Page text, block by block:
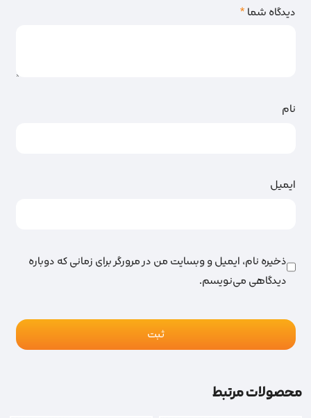
دیدگاه شما*
نام
ایمیل
ذخیره نام، ایمیل و وبسایت من در مرورگر برای زمانی که دوباره
دیدگاهی می‌نویسم.
محصولات مرتبط